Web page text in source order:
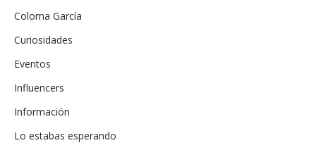
Coloma García
Curiosidades
Eventos
Influencers
Información
Lo estabas esperando